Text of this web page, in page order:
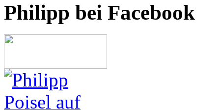
Philipp bei Facebook